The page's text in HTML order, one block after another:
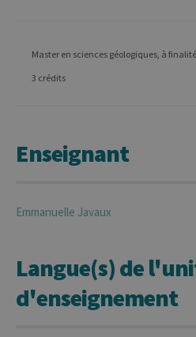
Master en sciences géologiques, à
3 crédits
Enseignant
Emmanuelle Javaux
Langue(s) de
d'enseignement